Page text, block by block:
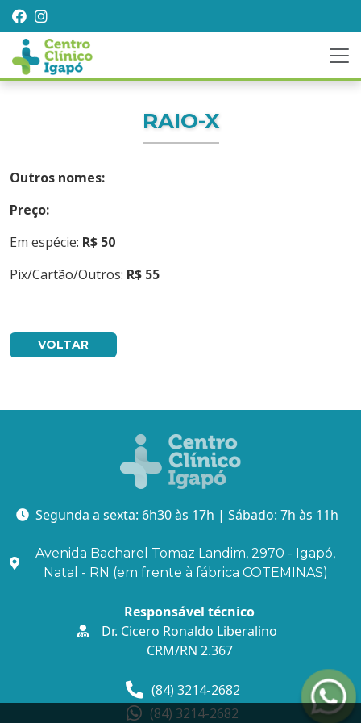
RAIO-X
Outros nomes:
Preço:
Em espécie: R$ 50
Pix/Cartão/Outros: R$ 55
VOLTAR
Segunda a sexta: 6h30 às 17h | Sábado: 7h às 11h
Avenida Bacharel Tomaz Landim, 2970 - Igapó,
Natal - RN (em frente à fábrica COTEMINAS)
Responsável técnico
Dr. Cicero Ronaldo Liberalino
CRM/RN 2.367
(84) 3214-2682
(84) 3214-2682